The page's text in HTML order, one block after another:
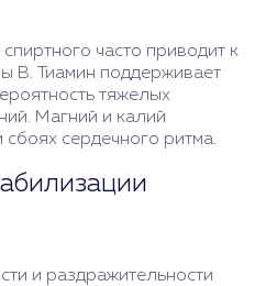
часто приводит к
B. Тиамин поддерживает
тяжелых
Магний и калий
сердечного ритма.
и раздражительности